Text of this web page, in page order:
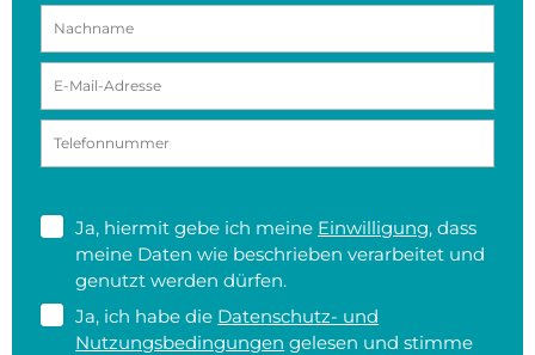
Ja, hiermit gebe ich meine Einwilligung, dass
meine Daten wie beschrieben verarbeitet und
genutzt werden dürfen.
Ja, ich habe die Datenschutz- und
Nutzungsbedingungen gelesen und stimme